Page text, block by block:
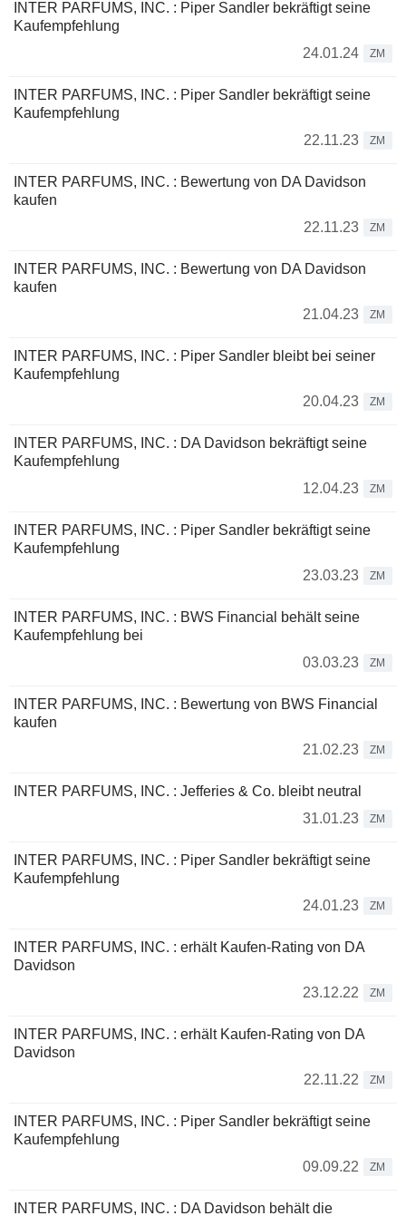
INTER PARFUMS, INC. : Piper Sandler bekräftigt seine
Kaufempfehlung
24.01.24
ZM
INTER PARFUMS, INC. : Piper Sandler bekräftigt seine
Kaufempfehlung
22.11.23
ZM
INTER PARFUMS, INC. : Bewertung von DA Davidson
kaufen
22.11.23
ZM
INTER PARFUMS, INC. : Bewertung von DA Davidson
kaufen
21.04.23
ZM
INTER PARFUMS, INC. : Piper Sandler bleibt bei seiner
Kaufempfehlung
20.04.23
ZM
INTER PARFUMS, INC. : DA Davidson bekräftigt seine
Kaufempfehlung
12.04.23
ZM
INTER PARFUMS, INC. : Piper Sandler bekräftigt seine
Kaufempfehlung
23.03.23
ZM
INTER PARFUMS, INC. : BWS Financial behält seine
Kaufempfehlung bei
03.03.23
ZM
INTER PARFUMS, INC. : Bewertung von BWS Financial
kaufen
21.02.23
ZM
INTER PARFUMS, INC. : Jefferies & Co. bleibt neutral
31.01.23
ZM
INTER PARFUMS, INC. : Piper Sandler bekräftigt seine
Kaufempfehlung
24.01.23
ZM
INTER PARFUMS, INC. : erhält Kaufen-Rating von DA
Davidson
23.12.22
ZM
INTER PARFUMS, INC. : erhält Kaufen-Rating von DA
Davidson
22.11.22
ZM
INTER PARFUMS, INC. : Piper Sandler bekräftigt seine
Kaufempfehlung
09.09.22
ZM
INTER PARFUMS, INC. : DA Davidson behält die